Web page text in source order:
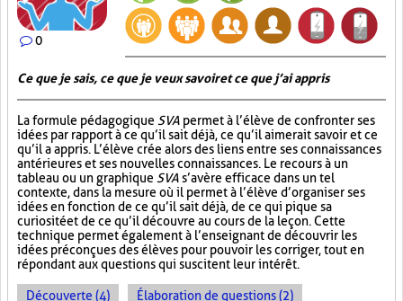
0
Ce que je sais, ce que je veux savoir et ce que j’ai appris
La formule pédagogique SVA permet à l’élève de confronter ses
idées par rapport à ce qu’il sait déjà, ce qu’il aimerait savoir et ce
qu’il a appris. L’élève crée alors des liens entre ses connaissances
antérieures et ses nouvelles connaissances. Le recours à un
tableau ou un graphique SVA s’avère efficace dans un tel
contexte, dans la mesure où il permet à l’élève d’organiser ses
idées en fonction de ce qu’il sait déjà, de ce qui pique sa
curiosité et de ce qu’il découvre au cours de la leçon. Cette
technique permet également à l’enseignant de découvrir les
idées préconçues des élèves pour pouvoir les corriger, tout en
répondant aux questions qui suscitent leur intérêt.
Découverte (4) Élaboration de questions (2)